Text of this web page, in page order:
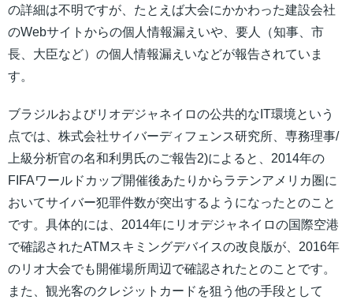
の詳細は不明ですが、たとえば大会にかかわった建設会社
のWebサイトからの個人情報漏えいや、要人（知事、市
長、大臣など）の個人情報漏えいなどが報告されていま
す。
ブラジルおよびリオデジャネイロの公共的なIT環境という
点では、株式会社サイバーディフェンス研究所、専務理事/
上級分析官の名和利男氏のご報告2)によると、2014年の
FIFAワールドカップ開催後あたりからラテンアメリカ圏に
おいてサイバー犯罪件数が突出するようになったとのこと
です。具体的には、2014年にリオデジャネイロの国際空港
で確認されたATMスキミングデバイスの改良版が、2016年
のリオ大会でも開催場所周辺で確認されたとのことです。
また、観光客のクレジットカードを狙う他の手段として